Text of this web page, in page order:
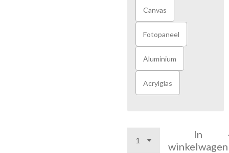
Canvas
Fotopaneel
Aluminium
Acrylglas
In
winkelwagen